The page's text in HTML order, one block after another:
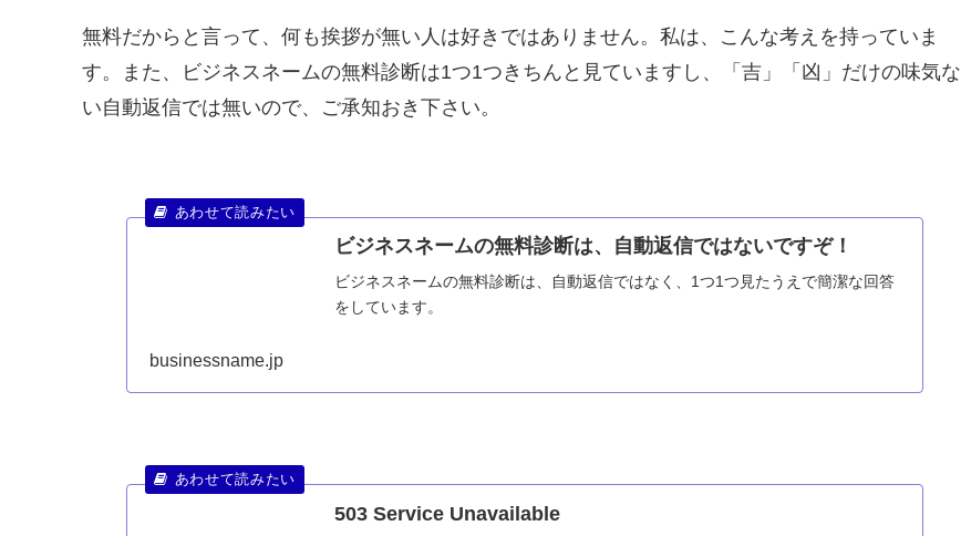
無料だからと言って、何も挨拶が無い人は好きではありません。私は、こんな考えを持っていま
す。また、ビジネスネームの無料診断は1つ1つきちんと見ていますし、「吉」「凶」だけの味気な
い自動返信では無いので、ご承知おき下さい。
ビジネスネームの無料診断は、自動返信ではないですぞ！
ビジネスネームの無料診断は、自動返信ではなく、1つ1つ見たうえで簡潔な回答
をしています。
businessname.jp
503 Service Unavailable